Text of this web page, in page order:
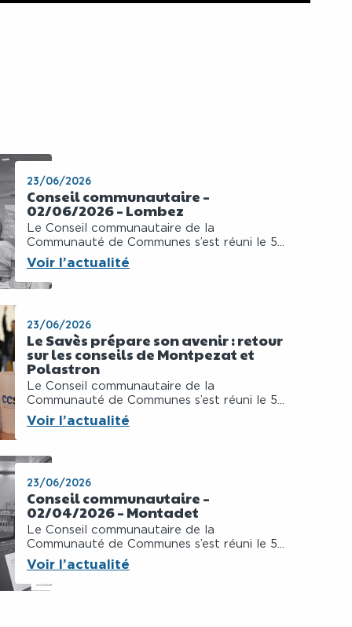
23/06/2026
Conseil communautaire –
02/06/2026 – Lombez
Le Conseil communautaire de la
Communauté de Communes s’est réuni le 5...
Voir l’actualité
23/06/2026
Le Savès prépare son avenir : retour
sur les conseils de Montpezat et
Polastron
Le Conseil communautaire de la
Communauté de Communes s’est réuni le 5...
Voir l’actualité
23/06/2026
Conseil communautaire –
02/04/2026 – Montadet
Le Conseil communautaire de la
Communauté de Communes s’est réuni le 5...
Voir l’actualité